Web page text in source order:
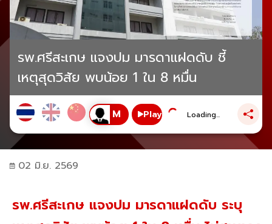
รพ.ศรีสะเกษ แจงปม มารดาแฝดดับ ชี้
เหตุสุดวิสัย พบน้อย 1 ใน 8 หมื่น
Play Loading...
02 มิ.ย. 2569
รพ.ศรีสะเกษ แจงปม มารดาแฝดดับ ระบุ